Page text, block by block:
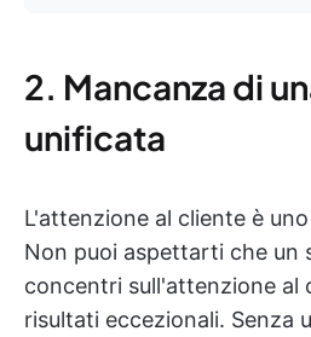
2. Mancanza di
unificata
L'attenzione al cliente è
Non puoi aspettarti che un
concentri sull'attenzione al
risultati eccezionali. Senza